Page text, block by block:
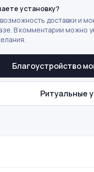
установку?
доставки и
В комментарии можно
Благоустройство
Ритуальные